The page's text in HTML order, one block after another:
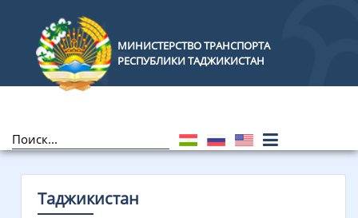
МИНИСТЕРСТВО ТРАНСПОРТА
РЕСПУБЛИКИ ТАДЖИКИСТАН
Таджикистан